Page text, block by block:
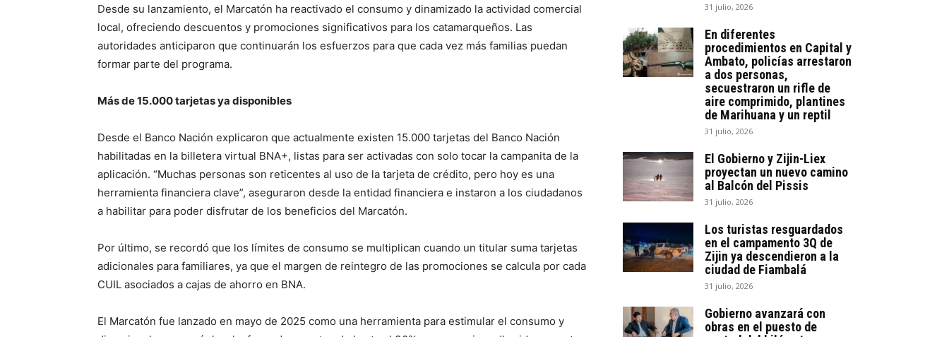
Desde su lanzamiento, el Marcatón ha reactivado el consumo y dinamizado la actividad comercial
local, ofreciendo descuentos y promociones significativos para los catamarqueños. Las
autoridades anticiparon que continuarán los esfuerzos para que cada vez más familias puedan
formar parte del programa.
Más de 15.000 tarjetas ya disponibles
Desde el Banco Nación explicaron que actualmente existen 15.000 tarjetas del Banco Nación
habilitadas en la billetera virtual BNA+, listas para ser activadas con solo tocar la campanita de la
aplicación. “Muchas personas son reticentes al uso de la tarjeta de crédito, pero hoy es una
herramienta financiera clave”, aseguraron desde la entidad financiera e instaron a los ciudadanos
a habilitar para poder disfrutar de los beneficios del Marcatón.
Por último, se recordó que los límites de consumo se multiplican cuando un titular suma tarjetas
adicionales para familiares, ya que el margen de reintegro de las promociones se calcula por cada
CUIL asociados a cajas de ahorro en BNA.
El Marcatón fue lanzado en mayo de 2025 como una herramienta para estimular el consumo y
31 julio, 2026
En diferentes
procedimientos en Capital y
Ambato, policías arrestaron
a dos personas,
secuestraron un rifle de
aire comprimido, plantines
de Marihuana y un reptil
31 julio, 2026
El Gobierno y Zijin-Liex
proyectan un nuevo camino
al Balcón del Pissis
31 julio, 2026
Los turistas resguardados
en el campamento 3Q de
Zijin ya descendieron a la
ciudad de Fiambalá
31 julio, 2026
Gobierno avanzará con
obras en el puesto de